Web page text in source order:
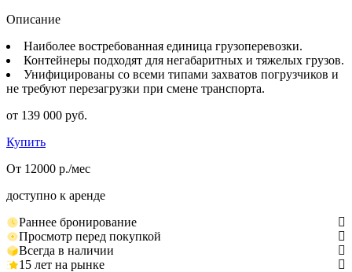
Описание
Наиболее востребованная единица грузоперевозки.
Контейнеры подходят для негабаритных и тяжелых грузов.
Унифицированы со всеми типами захватов погрузчиков и
не требуют перезагрузки при смене транспорта.
от 139 000 руб.
Купить
От 12000 р./мес
доступно к аренде
Раннее бронирование
Просмотр перед покупкой
Всегда в наличии
15 лет на рынке